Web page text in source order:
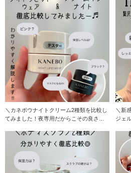
＼カネボウナイトクリーム2種類を比較し
てみました！夜専用だからこその良さが
＼新
ジェ